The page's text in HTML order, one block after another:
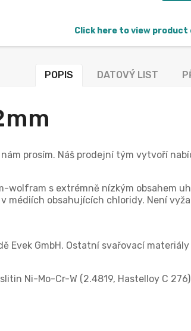
Click here to view
POPIS DATOVÝ LIST
prosím. Náš prodejní tým vytvoří
s extrémně nízkým obsahem
obsahujících chloridy. Není
GmbH. Ostatní svařovací
Ni-Mo-Cr-W (2.4819, Hastelloy C